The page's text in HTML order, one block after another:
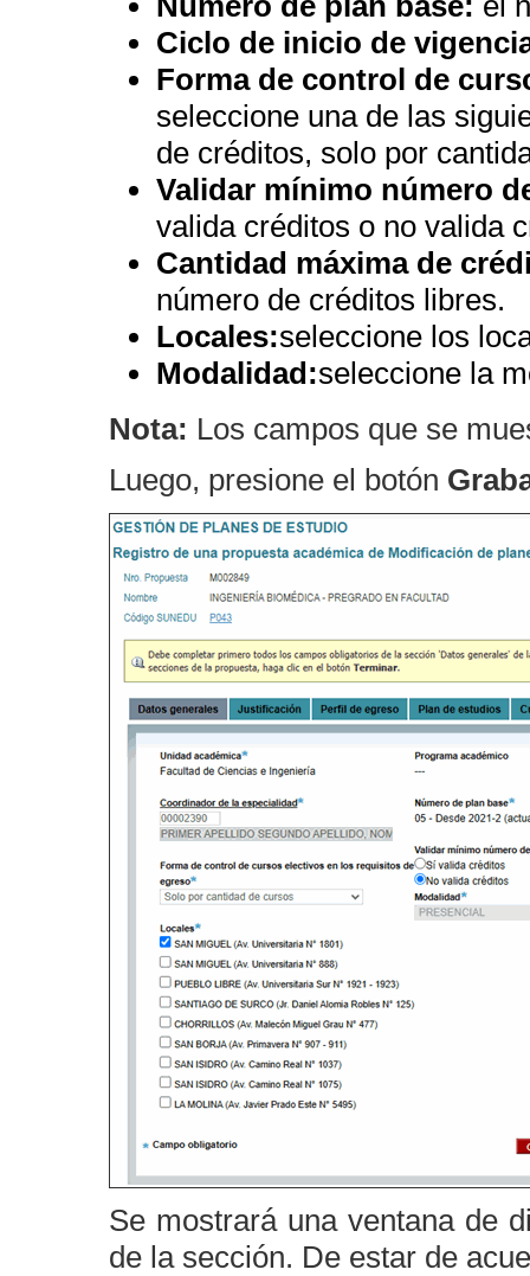
Ciclo de inicio de
Forma de control de
seleccione una de las
de créditos, solo por
Validar mínimo número
valida créditos o no valida
Cantidad máxima de
número de créditos libres.
Locales:seleccione los
Modalidad:seleccione la
Nota: Los campos que se
Luego, presione el botón
Se mostrará una ventana de
de la sección. De estar de